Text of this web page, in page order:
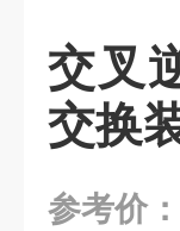
交叉
交换
参考价：